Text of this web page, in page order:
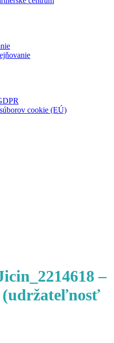
cookie (EÚ)
–
(udržateľnosť